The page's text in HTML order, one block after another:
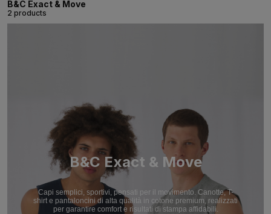
B&C Exact & Move
2 products
B&C Exact & Move
Capi semplici, sportivi, pensati per il movimento. Canotte, T-
shirt e pantaloncini di alta qualità in cotone premium, realizzati
per garantire comfort e risultati di stampa affidabili.